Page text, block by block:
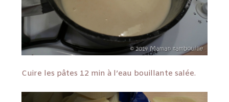
Cuire les pâtes 12 min à l’eau bouillante salée.